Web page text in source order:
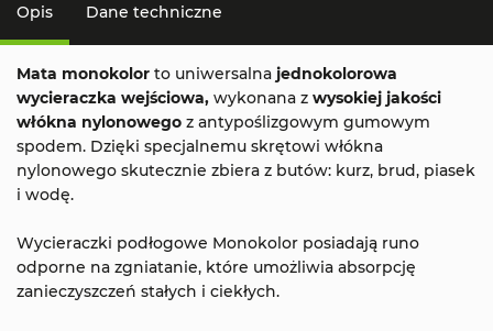
Opis Dane techniczne
Mata monokolor to uniwersalna jednokolorowa
wycieraczka wejściowa, wykonana z wysokiej jakości
włókna nylonowego z antypoślizgowym gumowym
spodem. Dzięki specjalnemu skrętowi włókna
nylonowego skutecznie zbiera z butów: kurz, brud, piasek
i wodę.
Wycieraczki podłogowe Monokolor posiadają runo
odporne na zgniatanie, które umożliwia absorpcję
zanieczyszczeń stałych i ciekłych.